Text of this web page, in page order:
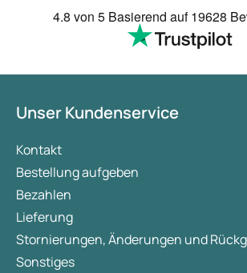
4.8 von 5 Basierend auf19628
Unser Kundenservice
Kontakt
Bestellung aufgeben
Bezahlen
Lieferung
Stornierungen, Änderungen und
Sonstiges